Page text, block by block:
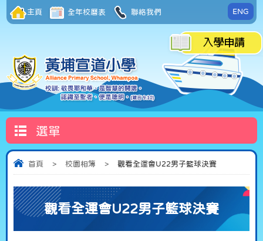
主頁 全年校曆表 聯絡我們 ENG
選單
首頁 > 校園相簿 > 觀看全運會U22男子籃球決賽
觀看全運會U22男子籃球決賽